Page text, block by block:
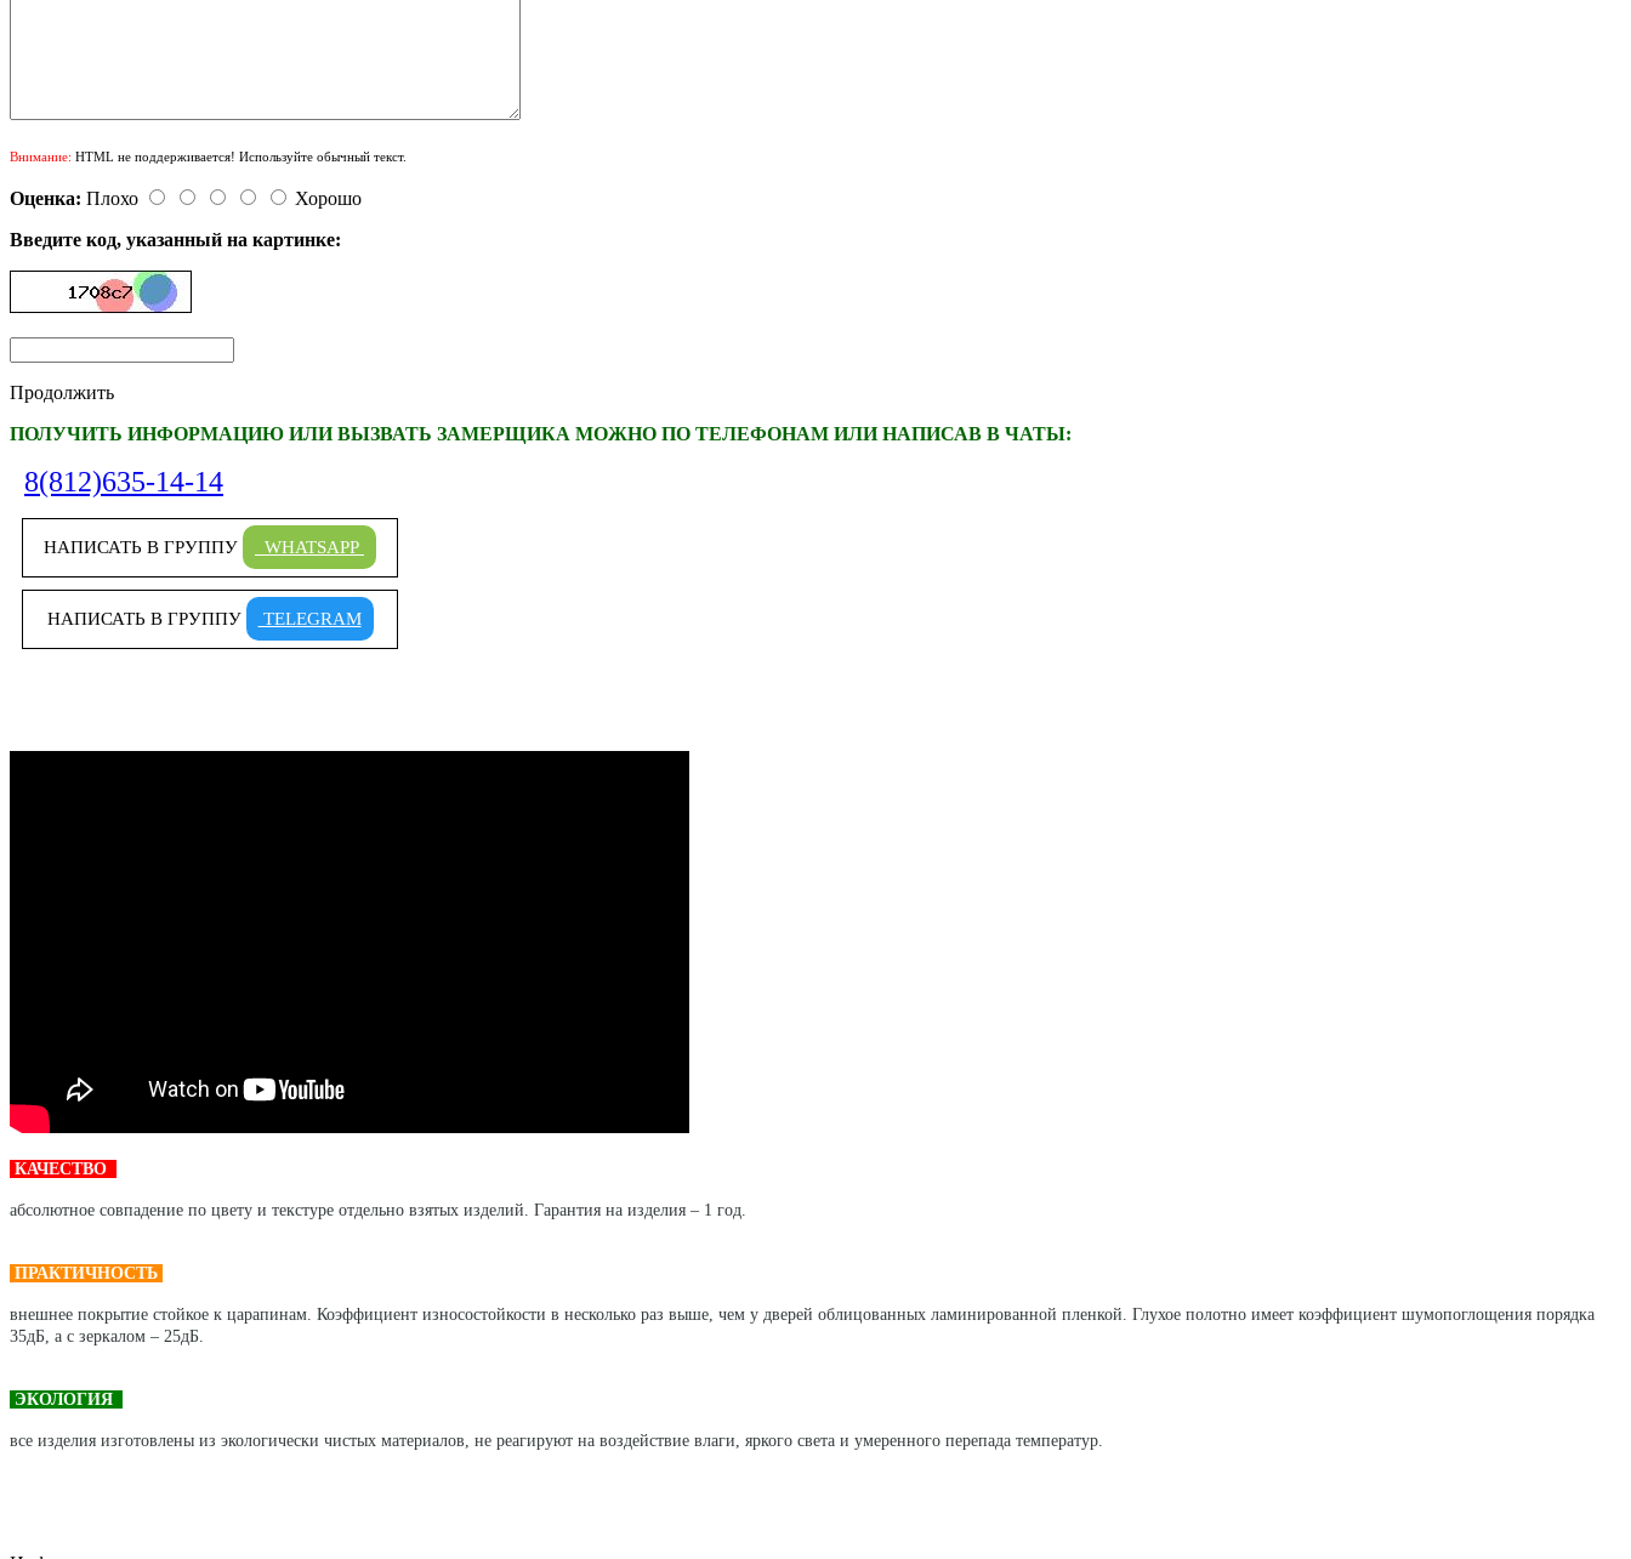
Внимание: HTML не поддерживается! Используйте обычный текст.
Оценка: Плохо
Хорошо
Введите код, указанный на картинке:
Продолжить
ПОЛУЧИТЬ ИНФОРМАЦИЮ ИЛИ ВЫЗВАТЬ ЗАМЕРЩИКА МОЖНО ПО ТЕЛЕФОНАМ ИЛИ НАПИСАВ В ЧАТЫ:
8(812)635-14-14
НАПИСАТЬ В ГРУППУ WHATSAPP
НАПИСАТЬ В ГРУППУ TELEGRAM
КАЧЕСТВО
абсолютное совпадение по цвету и текстуре отдельно взятых изделий. Гарантия на изделия – 1 год.
ПРАКТИЧНОСТЬ
внешнее покрытие стойкое к царапинам. Коэффициент износостойкости в несколько раз выше, чем у дверей облицованных ламинированной пленкой. Глухое полотно имеет коэффициент шумопоглощения порядка
35дБ, а с зеркалом – 25дБ.
ЭКОЛОГИЯ
все изделия изготовлены из экологически чистых материалов, не реагируют на воздействие влаги, яркого света и умеренного перепада температур.